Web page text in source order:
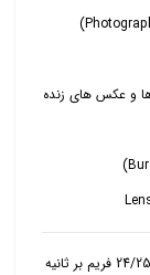
-سبک های عکاسی (Photographic Styles)
-حالت پشت سر هم (Burst mode)
-فیلمبرداری 4K با سرعت24/25/30/60 فریم بر ثانیه